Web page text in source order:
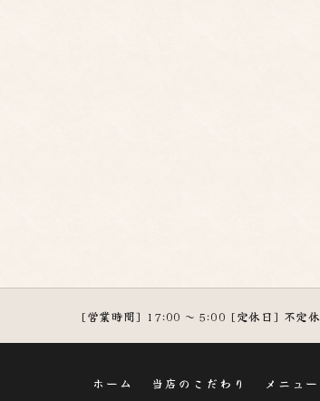
[営業時間] 17:00 ～ 5:00 [定休日] 不定休
ホーム 当店のこだわり メニュー